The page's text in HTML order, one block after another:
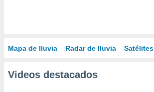
Mapa de lluvia Radar de lluvia Satélites
Videos destacados